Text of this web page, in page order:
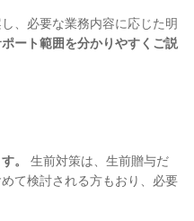
、必要な業務内容に応じた明
ート範囲を分かりやすくご説
。
生前対策は、生前贈与だ
て検討される方もおり、必要